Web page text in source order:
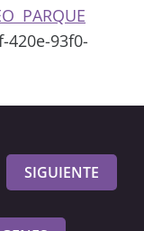
PARQUE
420e-93f0-
SIGUIENTE